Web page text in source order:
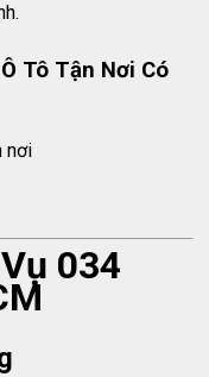
Tô Tận Nơi Có
nơi
034